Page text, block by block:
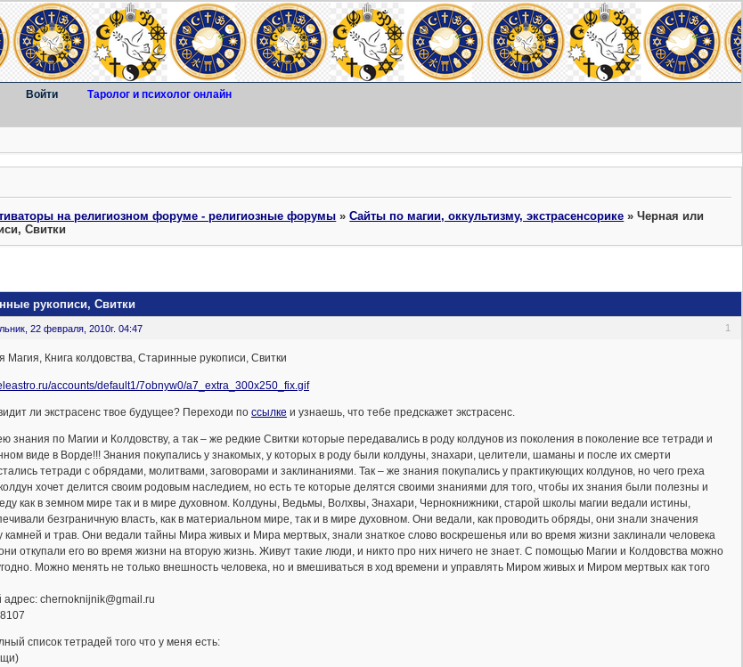
Войти Таролог и психолог онлайн
на религиозном форуме - религиозные форумы »Сайты по магии, оккультизму, экстрасенсорике »Черная или
Свитки
рукописи, Свитки
1
22 февраля, 2010г. 04:47
Магия, Книга колдовства, Старинные рукописи, Свитки
ли экстрасенс твое будущее? Переходи по ссылке и узнаешь, что тебе предскажет экстрасенс.
знания по Магии и Колдовству, а так – же редкие Свитки которые передавались в роду колдунов из поколения в поколение все тетради и
виде в Ворде!!! Знания покупались у знакомых, у которых в роду были колдуны, знахари, целители, шаманы и после их смерти
тетради с обрядами, молитвами, заговорами и заклинаниями. Так – же знания покупались у практикующих колдунов, но чего греха
хочет делится своим родовым наследием, но есть те которые делятся своими знаниями для того, чтобы их знания были полезны и
как в земном мире так и в мире духовном. Колдуны, Ведьмы, Волхвы, Знахари, Чернокнижники, старой школы магии ведали истины,
безграничную власть, как в материальном мире, так и в мире духовном. Они ведали, как проводить обряды, они знали значения
камней и трав. Они ведали тайны Мира живых и Мира мертвых, знали знаткое слово воскрешенья или во время жизни заклинали человека
откупали его во время жизни на вторую жизнь. Живут такие люди, и никто про них ничего не знает. С помощью Магии и Колдовства можно
Можно менять не только внешность человека, но и вмешиваться в ход времени и управлять Миром живых и Миром мертвых как того
chernoknijnik@gmail.ru
список тетрадей того что у меня есть: